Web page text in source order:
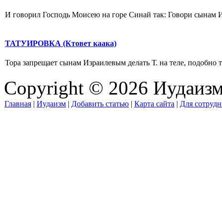
И говорил Господь Моисею на горе Синай так: Говори сынам
ТАТУИРОВКА (Ктовет каака)
Тора запрещает сынам Израилевым делать Т. на теле, подобно
Copyright © 2026
Главная | Иудаизм | Добавить статью | Карта сайта | Для